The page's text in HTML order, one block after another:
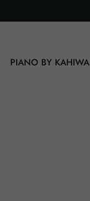
PIANO BY KAHIWA